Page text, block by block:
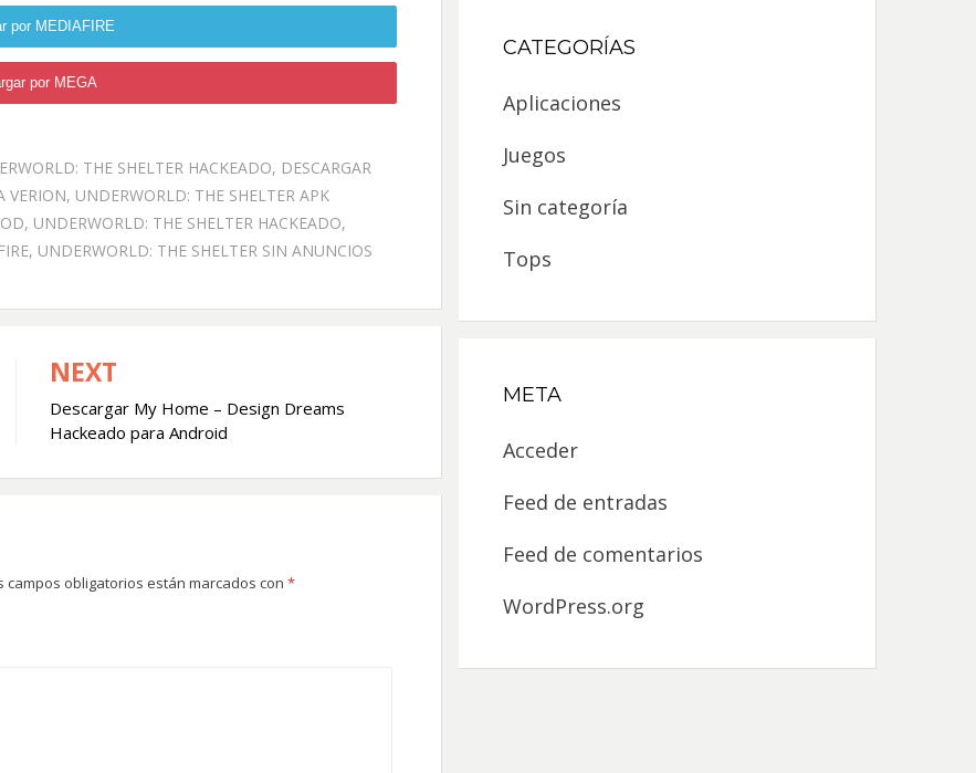
por MEDIAFIRE
por MEGA
THE SHELTER HACKEADO, DESCARGAR
VERION, UNDERWORLD: THE SHELTER APK
, UNDERWORLD: THE SHELTER HACKEADO,
, UNDERWORLD: THE SHELTER SIN ANUNCIOS
NEXT
Descargar My Home – Design Dreams
Hackeado para Android
campos obligatorios están marcados con *
CATEGORÍAS
Aplicaciones
Juegos
Sin categoría
Tops
META
Acceder
Feed de entradas
Feed de comentarios
WordPress.org